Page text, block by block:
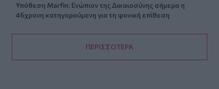
Υπόθεση Marfin: Ενώπιον της Δικαιοσύνης σήμερα η
46χρονη κατηγορούμενη για τη φονική επίθεση
ΠΕΡΙΣΣΟΤΕΡΑ